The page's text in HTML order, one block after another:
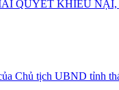
QUYẾT KHIẾU NẠI,
Chủ tịch UBND tỉnh